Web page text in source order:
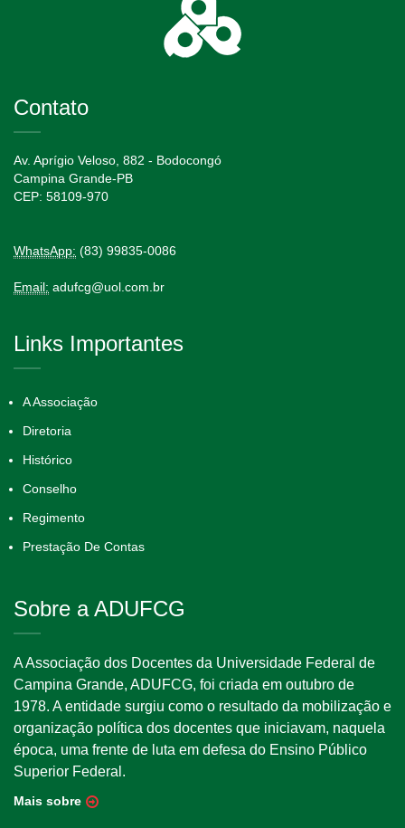
Contato
Av. Aprígio Veloso, 882 - Bodocongó
Campina Grande-PB
CEP: 58109-970
WhatsApp: (83) 99835-0086
Email: adufcg@uol.com.br
Links Importantes
A Associação
Diretoria
Histórico
Conselho
Regimento
Prestação De Contas
Sobre a ADUFCG
A Associação dos Docentes da Universidade Federal de
Campina Grande, ADUFCG, foi criada em outubro de
1978. A entidade surgiu como o resultado da mobilização e
organização política dos docentes que iniciavam, naquela
época, uma frente de luta em defesa do Ensino Público
Superior Federal.
Mais sobre